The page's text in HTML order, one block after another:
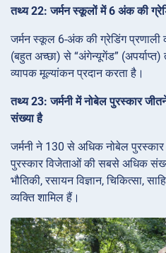
तथ्य 22: जर्मन स्कूलों में 6 अंक की
जर्मन स्कूल 6-अंक की ग्रेडिंग प्रणाली
(बहुत अच्छा) से “अंगेन्यूगेंड”
व्यापक मूल्यांकन प्रदान करता है।
तथ्य 23: जर्मनी में नोबेल पुरस्कार
संख्या है
जर्मनी ने 130 से अधिक नोबेल
पुरस्कार विजेताओं की सबसे अधिक
भौतिकी, रसायन विज्ञान, चिकित्सा,
व्यक्ति शामिल हैं।